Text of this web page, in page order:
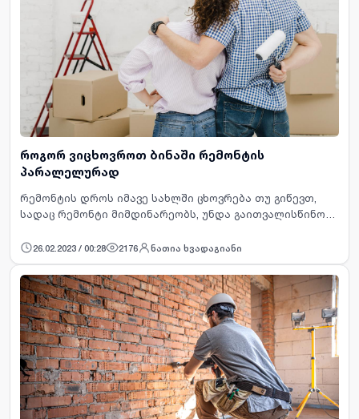
როგორ ვიცხოვროთ ბინაში რემონტის
პარალელურად
რემონტის დროს იმავე სახლში ცხოვრება თუ გიწევთ,
სადაც რემონტი მიმდინარეობს, უნდა გაითვალისწინოთ,
26.02.2023 / 00:28 2176 ნათია ხვადაგიანი